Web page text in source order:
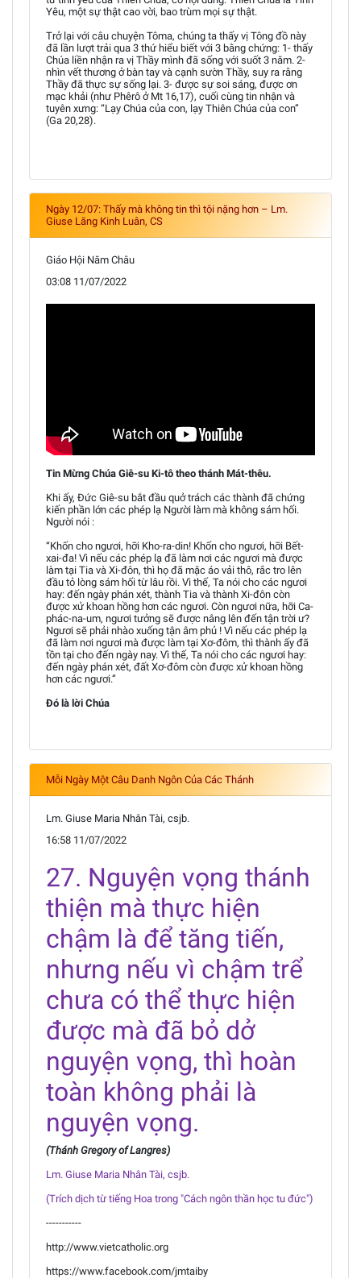
Yêu, một sự thật cao vời, bao trùm mọi sự thật.
Trở lại với câu chuyện Tôma, chúng ta thấy vị Tông đồ này
đã lần lượt trải qua 3 thứ hiểu biết với 3 bằng chứng: 1- thấy
Chúa liền nhận ra vị Thầy mình đã sống với suốt 3 năm. 2-
nhìn vết thương ở bàn tay và cạnh sườn Thầy, suy ra rằng
Thầy đã thực sự sống lại. 3- được sự soi sáng, được ơn
mạc khải (như Phêrô ở Mt 16,17), cuối cùng tin nhận và
tuyên xưng: “Lạy Chúa của con, lạy Thiên Chúa của con”
(Ga 20,28).
Ngày 12/07: Thấy mà không tin thì tội nặng hơn – Lm.
Giuse Lăng Kinh Luân, CS
Giáo Hội Năm Châu
03:08 11/07/2022
Tin Mừng Chúa Giê-su Ki-tô theo thánh Mát-thêu.
Khi ấy, Đức Giê-su bắt đầu quở trách các thành đã chứng
kiến phần lớn các phép lạ Người làm mà không sám hối.
Người nói :
“Khốn cho ngươi, hỡi Kho-ra-din! Khốn cho ngươi, hỡi Bết-
xai-đa! Vì nếu các phép lạ đã làm nơi các ngươi mà được
làm tại Tia và Xi-đôn, thì họ đã mặc áo vải thô, rắc tro lên
đầu tỏ lòng sám hối từ lâu rồi. Vì thế, Ta nói cho các ngươi
hay: đến ngày phán xét, thành Tia và thành Xi-đôn còn
được xử khoan hồng hơn các ngươi. Còn ngươi nữa, hỡi Ca-
phác-na-um, ngươi tưởng sẽ được nâng lên đến tận trời ư?
Ngươi sẽ phải nhào xuống tận âm phủ ! Vì nếu các phép lạ
đã làm nơi ngươi mà được làm tại Xơ-đôm, thì thành ấy đã
tồn tại cho đến ngày nay. Vì thế, Ta nói cho các ngươi hay:
đến ngày phán xét, đất Xơ-đôm còn được xử khoan hồng
hơn các ngươi.”
Đó là lời Chúa
Mỗi Ngày Một Câu Danh Ngôn Của Các Thánh
Lm. Giuse Maria Nhân Tài, csjb.
16:58 11/07/2022
27. Nguyện vọng thánh
thiện mà thực hiện
chậm là để tăng tiến,
nhưng nếu vì chậm trể
chưa có thể thực hiện
được mà đã bỏ dở
nguyện vọng, thì hoàn
toàn không phải là
nguyện vọng.
(Thánh Gregory of Langres)
Lm. Giuse Maria Nhân Tài, csjb.
(Trích dịch từ tiếng Hoa trong "Cách ngôn thần học tu đức")
-----------
http://www.vietcatholic.org
https://www.facebook.com/jmtaiby